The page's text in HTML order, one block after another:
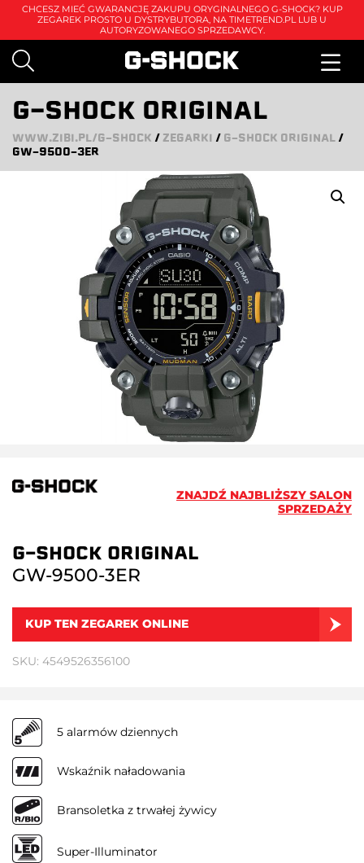
CHCESZ MIEĆ GWARANCJĘ ZAKUPU ORYGINALNEGO G-SHOCK? KUP
ZEGAREK PROSTO U DYSTRYBUTORA, NA TIMETREND.PL LUB U
AUTORYZOWANEGO SPRZEDAWCY.
G-SHOCK ORIGINAL
WWW.ZIBI.PL/G-SHOCK / ZEGARKI / G-SHOCK ORIGINAL/
GW-9500-3ER
ZNAJDŹ NAJBLIŻSZY SALON
SPRZEDAŻY
G-SHOCK ORIGINAL
GW-9500-3ER
KUP TEN ZEGAREK ONLINE
SKU: 4549526356100
5 alarmów dziennych
Wskaźnik naładowania
Bransoletka z trwałej żywicy
Super-Illuminator